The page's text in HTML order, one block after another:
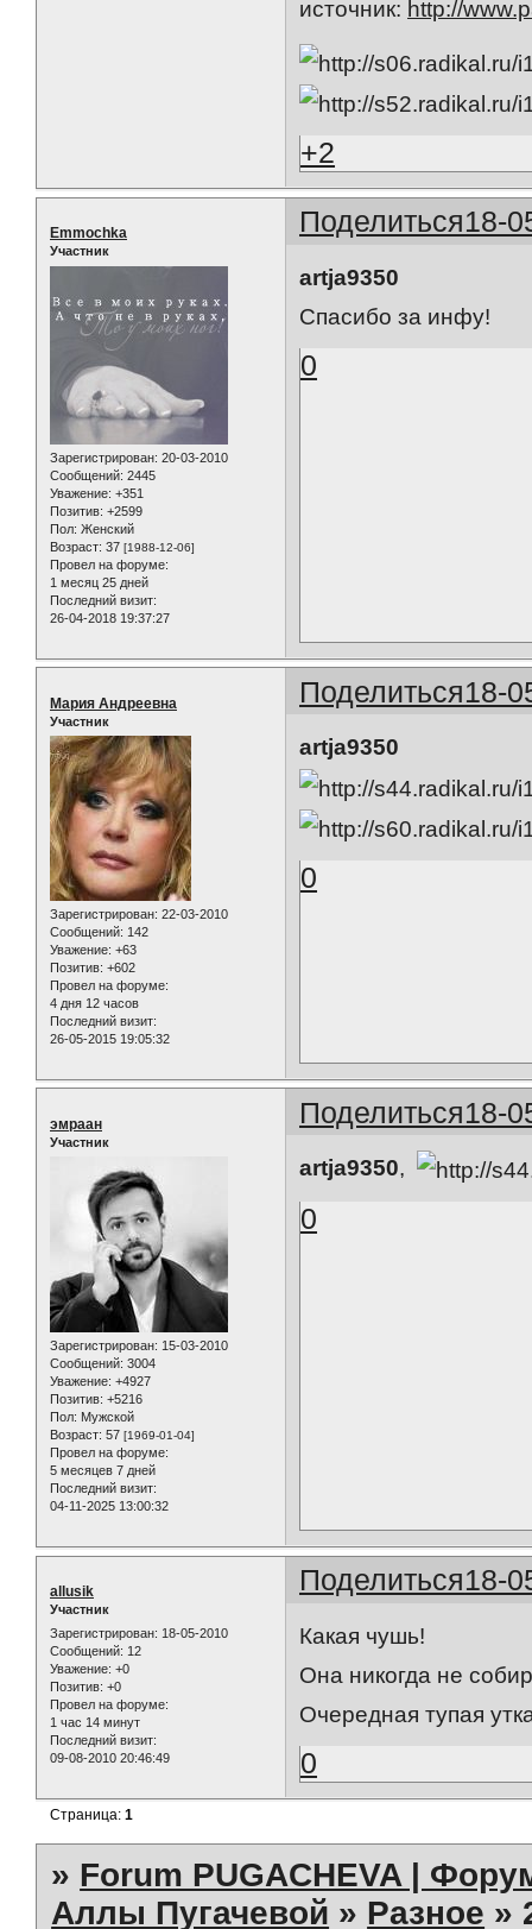
источник: http://
+2
Поделиться18-
Emmochka
Участник
Зарегистрирован: 20-03-2010
Сообщений: 2445
Уважение: +351
Позитив: +2599
Пол: Женский
Возраст: 37 [1988-12-06]
Провел на форуме:
1 месяц 25 дней
Последний визит:
26-04-2018 19:37:27
artja9350
Спасибо за инфу!
0
Поделиться18-
Мария Андреевна
Участник
Зарегистрирован: 22-03-2010
Сообщений: 142
Уважение: +63
Позитив: +602
Провел на форуме:
4 дня 12 часов
Последний визит:
26-05-2015 19:05:32
artja9350
0
Поделиться18-
эмраан
Участник
Зарегистрирован: 15-03-2010
Сообщений: 3004
Уважение: +4927
Позитив: +5216
Пол: Мужской
Возраст: 57 [1969-01-04]
Провел на форуме:
5 месяцев 7 дней
Последний визит:
04-11-2025 13:00:32
artja9350,
0
Поделиться18-
allusik
Участник
Зарегистрирован: 18-05-2010
Сообщений: 12
Уважение: +0
Позитив: +0
Провел на форуме:
1 час 14 минут
Последний визит:
09-08-2010 20:46:49
Какая чушь!
Она никогда не
Очередная тупая
0
Страница:1
» Forum PUGACHEVA |
Аллы Пугачевой » Разное »